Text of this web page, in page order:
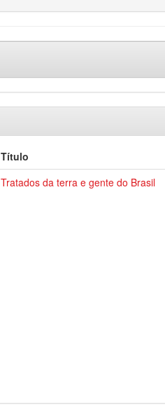
Título
Tratados da terra e gente do Brasil